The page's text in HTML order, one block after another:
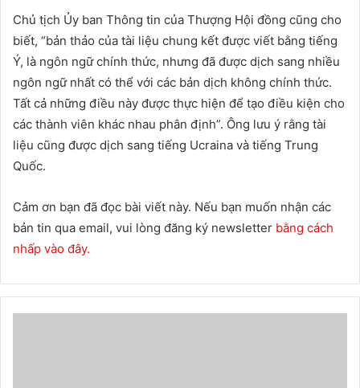
Chủ tịch Ủy ban Thông tin của Thượng Hội đồng cũng cho
biết, “bản thảo của tài liệu chung kết được viết bằng tiếng
Ý, là ngôn ngữ chính thức, nhưng đã được dịch sang nhiều
ngôn ngữ nhất có thể với các bản dịch không chính thức.
Tất cả những điều này được thực hiện để tạo điều kiện cho
các thành viên khác nhau phân định”. Ông lưu ý rằng tài
liệu cũng được dịch sang tiếng Ucraina và tiếng Trung
Quốc.
Cảm ơn bạn đã đọc bài viết này. Nếu bạn muốn nhận các
bản tin qua email, vui lòng đăng ký newsletter bằng cách
nhấp vào đây.